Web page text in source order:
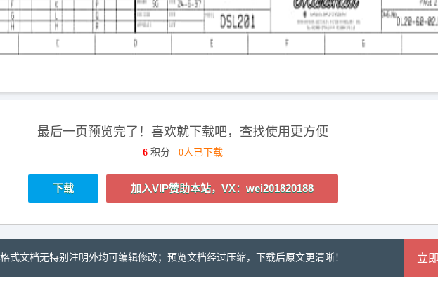
最后一页预览完了！喜欢就下载吧，查找使用更方便
6 积分 0人已下载
下载 加入VIP赞助本站，VX：wei201820188
式文档无特别注明外均可编辑修改；预览文档经过压缩，下载后原文更清晰！ 立